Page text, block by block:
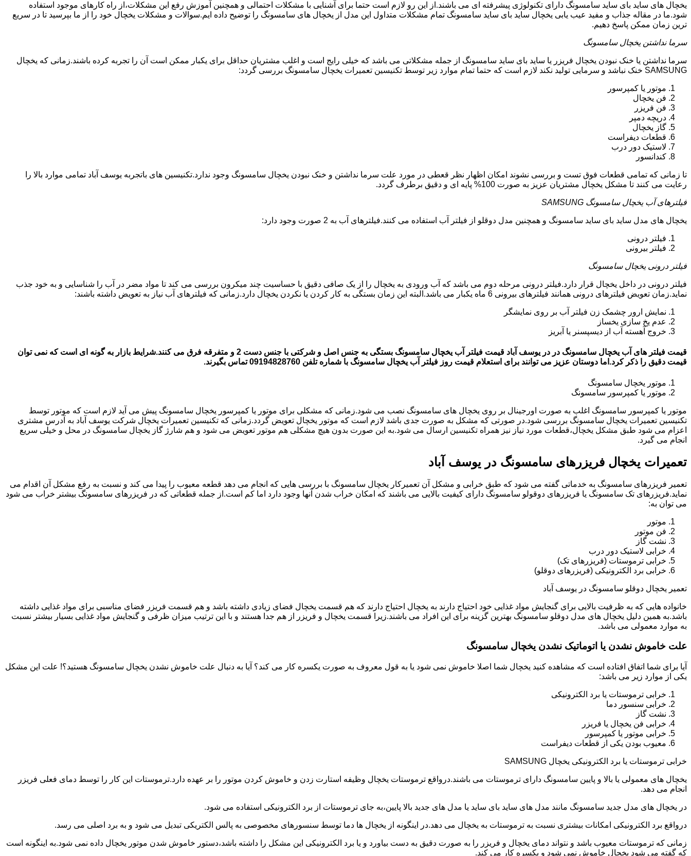
یخچال های ساید بای ساید سامسونگ دارای تکنولوژی پیشرفته ای می باشند.از این رو لازم است حتما برای آشنایی با مشکلات احتمالی و همچنین آموزش رفع این مشکلات،از راه کارهای موجود استفاده
شود.ما در مقاله جذاب و مفید عیب یابی یخچال ساید بای ساید سامسونگ تمام مشکلات متداول این مدل از یخچال های سامسونگ را توضیح داده ایم.سوالات و مشکلات یخچال خود را از ما بپرسید تا در سریع
ترین زمان ممکن پاسخ دهیم.
سرما نداشتن یخچال سامسونگ
سرما نداشتن یا خنک نبودن یخچال فریزر یا ساید بای ساید سامسونگ از جمله مشکلاتی می باشد که خیلی رایج است و اغلب مشتریان حداقل برای یکبار ممکن است آن را تجربه کرده باشند.زمانی که یخچال
SAMSUNG خنک نباشد و سرمایی تولید نکند لازم است که حتما تمام موارد زیر توسط تکنیسین تعمیرات یخچال سامسونگ بررسی گردد:
موتور یا کمپرسور
فن یخچال
فن فریزر
دریچه دمپر
گاز یخچال
قطعات دیفراست
لاستیک دور درب
کندانسور
تا زمانی که تمامی قطعات فوق تست و بررسی نشوند امکان اظهار نظر قعطی در مورد علت سرما نداشتن و خنک نبودن یخچال سامسونگ وجود ندارد.تکنیسین های باتجربه یوسف آباد تمامی موارد بالا را
رعایت می کنند تا مشکل یخچال مشتریان عزیز به صورت 100% پایه ای و دقیق برطرف گردد.
فیلترهای آب یخچال سامسونگ SAMSUNG
یخچال های مدل ساید بای ساید سامسونگ و همچنین مدل دوقلو از فیلتر آب استفاده می کنند.فیلترهای آب به 2 صورت وجود دارد:
فیلتر درونی
فیلتر بیرونی
فیلتر درونی یخچال سامسونگ
فیلتر درونی در داخل یخچال قرار دارد.فیلتر درونی مرحله دوم می باشد که آب ورودی به یخچال را از یک صافی دقیق با حساسیت چند میکرون بررسی می کند تا مواد مضر در آب را شناسایی و به خود جذب
نماید.زمان تعویض فیلترهای درونی همانند فیلترهای بیرونی 6 ماه یکبار می باشد.البته این زمان بستگی به کار کردن یا نکردن یخچال دارد.زمانی که فیلترهای آب نیاز به تعویض داشته باشند:
نمایش ارور چشمک زن فیلتر آب بر روی نمایشگر
عدم یخ سازی یخساز
خروج آهسته آب از دیسپسنر یا آبریز
قیمت فیلتر های آب یخچال سامسونگ در در یوسف آباد قیمت فیلتر آب یخچال سامسونگ بستگی به جنس اصل و شرکتی با جنس دست 2 و متفرقه فرق می کنند.شرایط بازار به گونه ای است که نمی توان
قیمت دقیق را ذکر کرد.اما دوستان عزیز می توانند برای استعلام قیمت روز فیلتر آب یخچال سامسونگ با شماره تلفن 09194828760 تماس بگیرند.
موتور یخچال سامسونگ
موتور یا کمپرسور سامسونگ
موتور یا کمپرسور سامسونگ اغلب به صورت اورجینال بر روی یخچال های سامسونگ نصب می شود.زمانی که مشکلی برای موتور یا کمپرسور یخچال سامسونگ پیش می آید لازم است که موتور توسط
تکنیسین تعمیرات یخچال سامسونگ بررسی شود.در صورتی که مشکل به صورت جدی باشد لازم است که موتور یخچال تعویض گردد.زمانی که تکنیسین تعمیرات یخچال شرکت یوسف آباد به آدرس مشتری
اعزام می شود طبق مشکل یخچال،قطعات مورد نیاز نیز همراه تکنیسین ارسال می شود.به این صورت بدون هیچ مشکلی هم موتور تعویض می شود و هم شارژ گاز یخچال سامسونگ در محل و خیلی سریع
انجام می گیرد.
تعمیرات یخچال فریزرهای سامسونگ در یوسف آباد
تعمیر فریزرهای سامسونگ به خدماتی گفته می شود که طبق خرابی و مشکل آن تعمیرکار یخچال سامسونگ با بررسی هایی که انجام می دهد قطعه معیوب را پیدا می کند و نسبت به رفع مشکل آن اقدام می
نماید.فریزرهای تک سامسونگ یا فریزرهای دوقولو سامسونگ دارای کیفیت بالایی می باشند که امکان خراب شدن آنها وجود دارد اما کم است.از جمله قطعاتی که در فریزرهای سامسونگ بیشتر خراب می شود
می توان به:
موتور
فن موتور
نشت گاز
خرابی لاستیک دور درب
خرابی ترموستات (فریزرهای تک)
خرابی برد الکترونیکی (فریزرهای دوقلو)
تعمیر یخچال دوقلو سامسونگ در یوسف آباد
خانواده هایی که به ظرفیت بالایی برای گنجایش مواد غذایی خود احتیاج دارند به یخچال احتیاج دارند که هم قسمت یخچال فضای زیادی داشته باشد و هم قسمت فریزر فضای مناسبی برای مواد غذایی داشته
باشد.به همین دلیل یخچال های مدل دوقلو سامسونگ بهترین گزینه برای این افراد می باشند.زیرا قسمت یخچال و فریزر از هم جدا هستند و با این ترتیب میزان ظرفی و گنجایش مواد غذایی بسیار بیشتر نسبت
به موارد معمولی می باشد.
علت خاموش نشدن یا اتوماتیک نشدن یخچال سامسونگ
آیا برای شما اتفاق افتاده است که مشاهده کنید یخچال شما اصلا خاموش نمی شود یا به قول معروف به صورت یکسره کار می کند؟ آیا به دنبال علت خاموش نشدن یخچال سامسونگ هستید؟! علت این مشکل
یکی از موارد زیر می باشد:
خرابی ترموستات یا برد الکترونیکی
خرابی سنسور دما
نشت گاز
خرابی فن یخچال یا فریزر
خرابی موتور یا کمپرسور
معیوب بودن یکی از قطعات دیفراست
خرابی ترموستات یا برد الکترونیکی یخچال SAMSUNG
یخچال های معمولی یا بالا و پایین سامسونگ دارای ترموستات می باشند.درواقع ترموستات یخچال وظیفه استارت زدن و خاموش کردن موتور را بر عهده دارد.ترموستات این کار را توسط دمای فعلی فریزر
انجام می دهد.
در یخچال های مدل جدید سامسونگ مانند مدل های ساید بای ساید یا مدل های جدید بالا پایین،به جای ترموستات از برد الکترونیکی استفاده می شود.
درواقع برد الکترونیکی امکانات بیشتری نسبت به ترموستات به یخچال می دهد.در اینگونه از یخچال ها دما توسط سنسورهای مخصوصی به پالس الکتریکی تبدیل می شود و به برد اصلی می رسد.
زمانی که ترموستات معیوب باشد و نتواند دمای یخچال و فریزر را به صورت دقیق به دست بیاورد و یا برد الکترونیکی این مشکل را داشته باشد،دستور خاموش شدن موتور یخچال داده نمی شود.به اینگونه است
که گفته می شود یخچال خاموش نمی شود و یکسره کار می کند.